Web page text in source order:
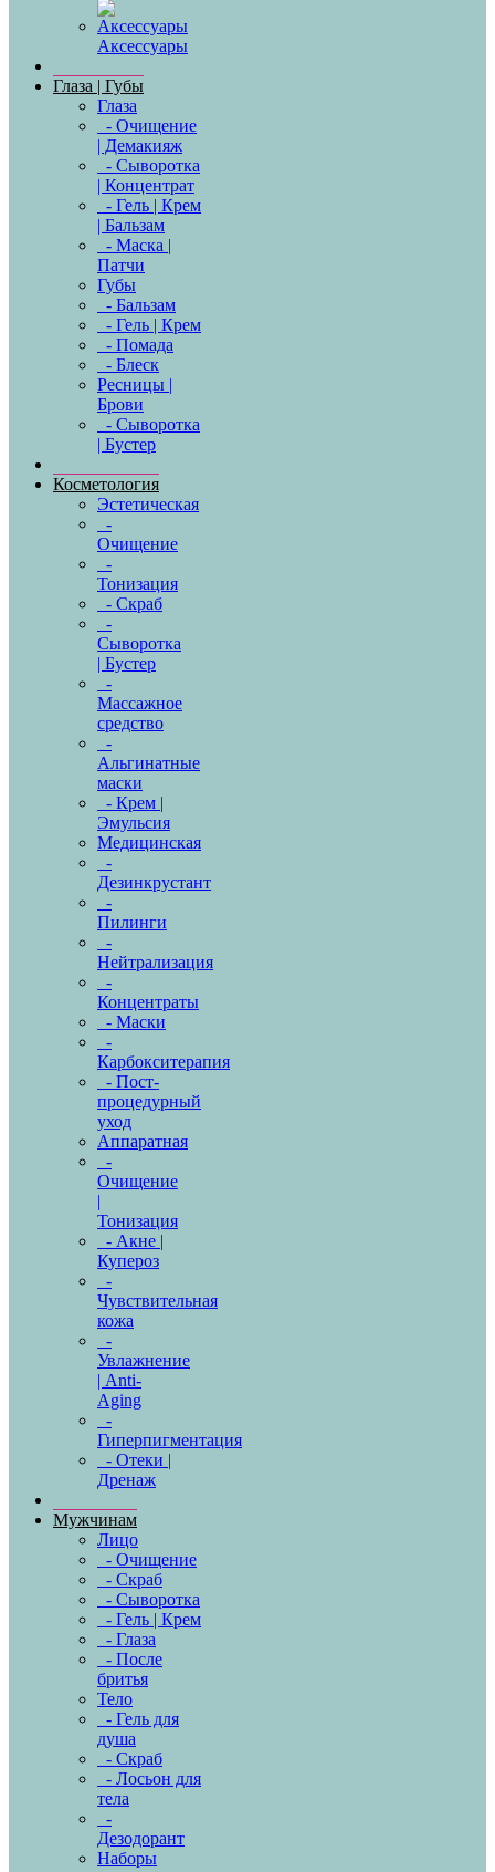
Аксессуары
Глаза | Губы
Глаза
- Очищение
| Демакияж
- Сыворотка
| Концентрат
- Гель | Крем
| Бальзам
- Маска |
Патчи
Губы
- Бальзам
- Гель | Крем
- Помада
- Блеск
Ресницы |
Брови
- Сыворотка
| Бустер
Косметология
Эстетическая
-
Очищение
-
Тонизация
- Скраб
-
Сыворотка
| Бустер
-
Массажное
средство
-
Альгинатные
маски
- Крем |
Эмульсия
Медицинская
-
Дезинкрустант
-
Пилинги
-
Нейтрализация
-
Концентраты
- Маски
-
Карбокситерапия
- Пост-
процедурный
уход
Аппаратная
-
Очищение
|
Тонизация
- Акне |
Купероз
-
Чувствительная
кожа
-
Увлажнение
| Anti-
Aging
-
Гиперпигментация
- Отеки |
Дренаж
Мужчинам
Лицо
- Очищение
- Скраб
- Сыворотка
- Гель | Крем
- Глаза
- После
бритья
Тело
- Гель для
душа
- Скраб
- Лосьон для
тела
-
Дезодорант
Наборы